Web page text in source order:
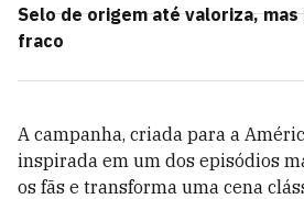
Selo de origem até valoriza,
fraco
A campanha, criada para a
inspirada em um dos episódios
os fãs e transforma uma cena